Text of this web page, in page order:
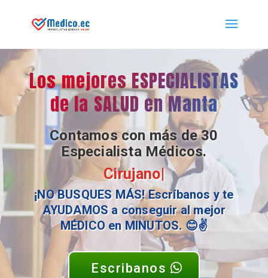
Los mejores ESPECIALISTAS
de la SALUD en Manta
Contamos con más de 30
Especialista Médicos.
Cirujano|
¡NO BUSQUES MÁS! Escríbanos y te
AYUDAMOS a conseguir al mejor
MÉDICO en MINUTOS. 😊✌️
Escribanos